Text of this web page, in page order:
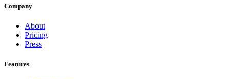
Company
About
Pricing
Press
Features